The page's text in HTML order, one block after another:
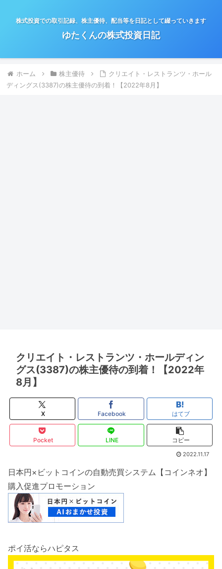
株式投資での取引記録、株主優待、配当等を日記として綴っていきます
ゆたくんの株式投資日記
ホーム 株主優待
クリエイト・レストランツ・ホール
ディングス(3387)の株主優待の到着！【2022年8月】
クリエイト・レストランツ・ホールディン
グス(3387)の株主優待の到着！【2022年
8月】
X Facebook はてブ
Pocket LINE コピー
2022.11.17
日本円×ビットコインの自動売買システム【コインネオ】
購入促進プロモーション
ポイ活ならハピタス